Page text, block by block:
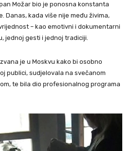
Možar bio je ponosna konstanta
Danas, kada više nije među živima,
– kao emotivni i dokumentarni
jednoj gesti i jednoj tradiciji.
je u Moskvu kako bi osobno
publici, sudjelovala na svečanom
te bila dio profesionalnog programa